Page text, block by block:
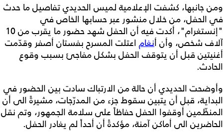
ومن جانبها، كشفت الإعلامية لميس الحديدي تفاصيل ما حدث
في الحفل، من خلال منشور عبر حسابها الخاص في
"إنستغرام"، أكدت فيه أن الحفل شهد حضور ما يقرب من 10
آلاف شخص، وأن أنغام اعتلت المسرح بفستان أصفر وقدّمت
أغنيتين قبل أن يتوقف الحفل بشكل مفاجئ بسبب وقوع
الحادث.
وأوضحت الحديدي أن حالة من الارتباك سادت بين الحضور في
البداية، قبل أن يتبين سقوط جزء من المدرّجات، مشيرةً الى أن
المنظّمين أوقفوا الحفل حفاظاً على سلامة الجمهور، وتم نقل
الحاضرين الى أماكن آمنة، مؤكدةً أن أحداً لم يغادر الحفل.